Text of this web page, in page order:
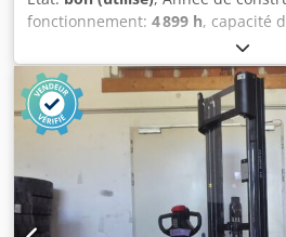
fonctionnement: 4 899 h, capacité
3 700 mm, type
électrique, type de mât:duplex,
2 480 mm
, kilométrage:4 899 km,
électrique duplex Marque : BT
500 kg Hauteur de levage : 3 700
2 480 mm, équipé d'un
899 heures au compteur ; batterie
externe inclus. Contactez-nous
Dedpjymbaksfx Ahiskr